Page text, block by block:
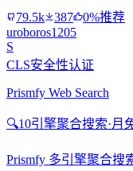
79.5k 387
0%推荐
uroboros1205
S
CLS安全性认证
Prismfy Web Search
🔍10引擎聚合搜索·月
Prismfy 多引擎聚合搜